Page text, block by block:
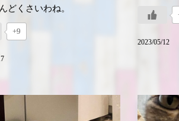
どくさいわね。
+9
2023/05/12